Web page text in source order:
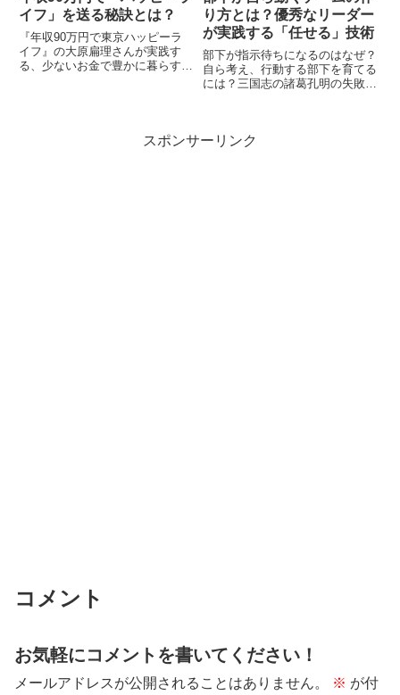
イフ」を送る秘訣とは？
『年収90万円で東京ハッピーラ
イフ』の大原扁理さんが実践す
る、少ないお金で豊かに暮らす秘
り方とは？優秀なリーダー
が実践する「任せる」技術
部下が指示待ちになるのはなぜ？
自ら考え、行動する部下を育てる
には？三国志の諸葛孔明の失敗か
スポンサーリンク
コメント
お気軽にコメントを書いてください！
メールアドレスが公開されることはありません。 ※ が付